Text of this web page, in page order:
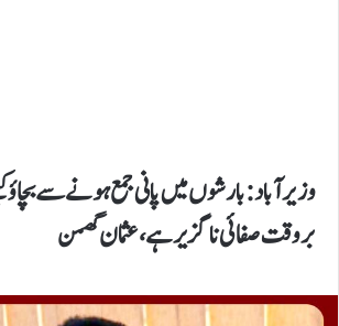
وزیرآباد:بارشوں میں پانی جمع ہونے سے بچاؤ
بروقت صفائی ناگزیرہے،عثمان گھمن